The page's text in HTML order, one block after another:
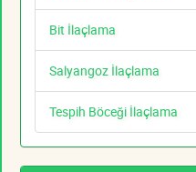
Bit İlaçlama
Salyangoz İlaçlama
Tespih Böceği İlaçlama